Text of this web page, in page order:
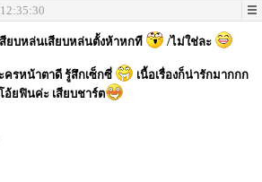
ยบหล่นเสียบหล่นตั้งห้าหกที /ไม่ใช่ละ
รหน้าตาดี รู้สึกเซ็กซี่
เนื้อเรื่องก็น่ารักมากกก
อ้ยฟินค่ะ เสียบชาร์ต